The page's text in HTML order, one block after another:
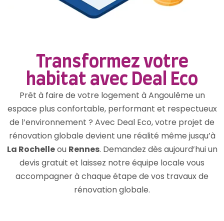
Transformez votre
habitat avec Deal Eco
Prêt à faire de votre logement à Angoulême un
espace plus confortable, performant et respectueux
de l’environnement ? Avec Deal Eco, votre projet de
rénovation globale devient une réalité même jusqu’à
La Rochelleou Rennes. Demandez dès aujourd’hui un
devis gratuit et laissez notre équipe locale vous
accompagner à chaque étape de vos travaux de
rénovation globale.